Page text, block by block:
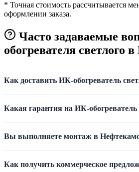
* Точная стоимость рассчитывается
оформлении заказа.
Часто задаваемые
обогревателя светлого
Как доставить ИК-обогреватель
Какая гарантия на ИК-
Вы выполняете монтаж в
Как получить коммерческое